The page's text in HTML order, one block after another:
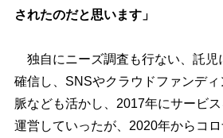
されたのだと思います」
独自にニーズ調査も行ない、託児
確信し、SNSやクラウドファンディ
脈なども活かし、2017年にサービ
運営していったが、2020年からコ